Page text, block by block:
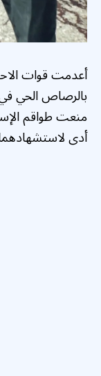
أعدمت قوات
بالرصاص الحي
منعت طواقم
أدى